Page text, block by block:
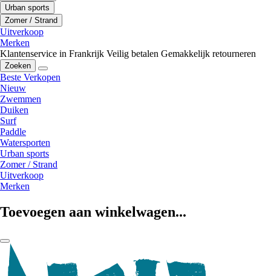
Urban sports
Zomer / Strand
Uitverkoop
Merken
Klantenservice in Frankrijk Veilig betalen Gemakkelijk retourneren
Zoeken
Beste Verkopen
Nieuw
Zwemmen
Duiken
Surf
Paddle
Watersporten
Urban sports
Zomer / Strand
Uitverkoop
Merken
Toevoegen aan winkelwagen...